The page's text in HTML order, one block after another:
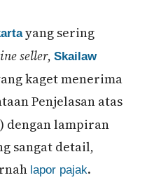
yang sering
seller, Skailaw
kaget menerima
Penjelasan atas
dengan lampiran
sangat detail,
lapor pajak.